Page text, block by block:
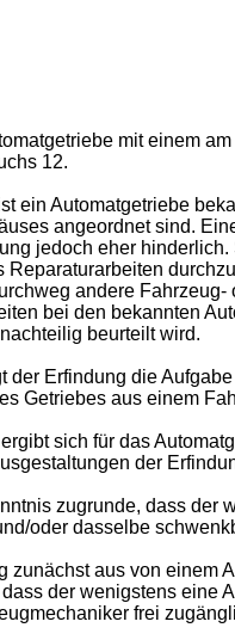
mit einem
12.
ein Automatgetriebe
angeordnet sind.
jedoch eher
andere
bei den bekannten
beurteilt wird.
der Erfindung die
Getriebes aus einem
sich für das
der
zugrunde, dass der
oder dasselbe
zunächst aus von einem
der wenigstens eine
frei